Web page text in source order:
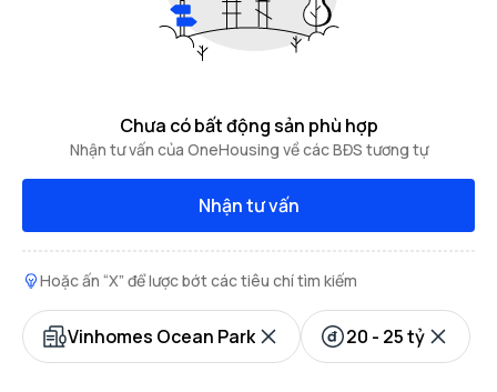
Chưa có bất động sản phù hợp
Nhận tư vấn của OneHousing về các BĐS tương tự
Nhận tư vấn
Hoặc ấn “X” để lược bớt các tiêu chí tìm kiếm
Vinhomes Ocean Park 20 - 25 tỷ